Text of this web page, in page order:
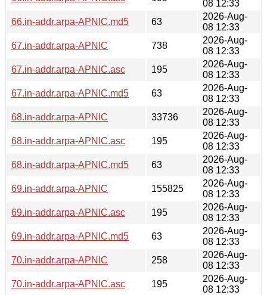
08 12:33
66.in-addr.arpa-APNIC.md5
63
2026-Aug-
08 12:33
67.in-addr.arpa-APNIC
738
2026-Aug-
08 12:33
67.in-addr.arpa-APNIC.asc
195
2026-Aug-
08 12:33
67.in-addr.arpa-APNIC.md5
63
2026-Aug-
08 12:33
68.in-addr.arpa-APNIC
33736
2026-Aug-
08 12:33
68.in-addr.arpa-APNIC.asc
195
2026-Aug-
08 12:33
68.in-addr.arpa-APNIC.md5
63
2026-Aug-
08 12:33
69.in-addr.arpa-APNIC
155825
2026-Aug-
08 12:33
69.in-addr.arpa-APNIC.asc
195
2026-Aug-
08 12:33
69.in-addr.arpa-APNIC.md5
63
2026-Aug-
08 12:33
70.in-addr.arpa-APNIC
258
2026-Aug-
08 12:33
70.in-addr.arpa-APNIC.asc
195
2026-Aug-
08 12:33